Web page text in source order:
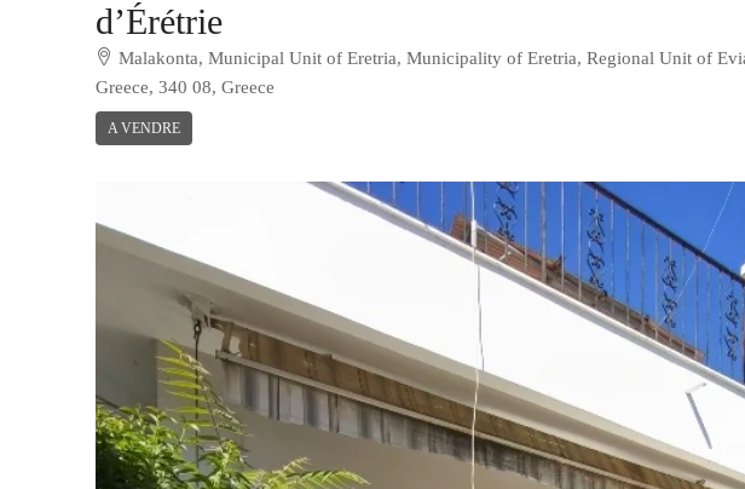
d’Érétrie
Malakonta, Municipal Unit of Eretria, Municipality of Eretria, Regional Unit of
Greece, 340 08, Greece
A VENDRE